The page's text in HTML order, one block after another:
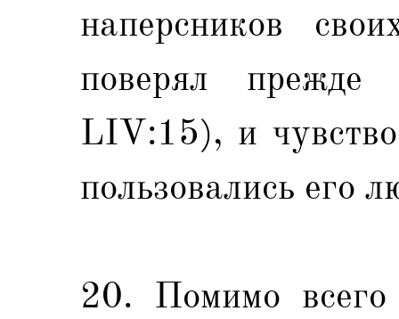
наперсников
поверял
LIV:15), и
пользовались его
20. Помимо всего